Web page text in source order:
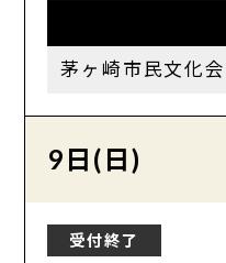
茅ヶ崎市民文
9日(日)
受付終了